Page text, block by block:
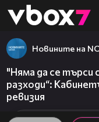
👾
Новините на
"Няма да се търси
разходи“:
ревизия